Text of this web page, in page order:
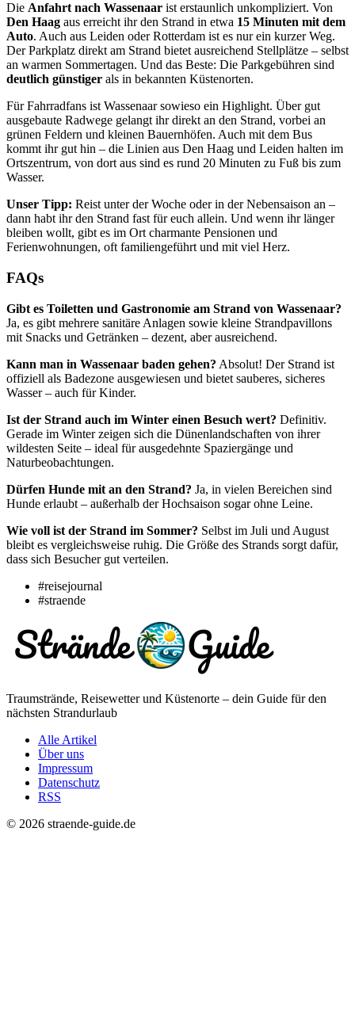
Die Anfahrt nach Wassenaar ist erstaunlich unkompliziert. Von
Den Haag aus erreicht ihr den Strand in etwa 15 Minuten mit dem
Auto. Auch aus Leiden oder Rotterdam ist es nur ein kurzer Weg.
Der Parkplatz direkt am Strand bietet ausreichend Stellplätze – selbst
an warmen Sommertagen. Und das Beste: Die Parkgebühren sind
deutlich günstiger als in bekannten Küstenorten.
Für Fahrradfans ist Wassenaar sowieso ein Highlight. Über gut
ausgebaute Radwege gelangt ihr direkt an den Strand, vorbei an
grünen Feldern und kleinen Bauernhöfen. Auch mit dem Bus
kommt ihr gut hin – die Linien aus Den Haag und Leiden halten im
Ortszentrum, von dort aus sind es rund 20 Minuten zu Fuß bis zum
Wasser.
Unser Tipp: Reist unter der Woche oder in der Nebensaison an –
dann habt ihr den Strand fast für euch allein. Und wenn ihr länger
bleiben wollt, gibt es im Ort charmante Pensionen und
Ferienwohnungen, oft familiengeführt und mit viel Herz.
FAQs
Gibt es Toiletten und Gastronomie am Strand von Wassenaar?
Ja, es gibt mehrere sanitäre Anlagen sowie kleine Strandpavillons
mit Snacks und Getränken – dezent, aber ausreichend.
Kann man in Wassenaar baden gehen? Absolut! Der Strand ist
offiziell als Badezone ausgewiesen und bietet sauberes, sicheres
Wasser – auch für Kinder.
Ist der Strand auch im Winter einen Besuch wert? Definitiv.
Gerade im Winter zeigen sich die Dünenlandschaften von ihrer
wildesten Seite – ideal für ausgedehnte Spaziergänge und
Naturbeobachtungen.
Dürfen Hunde mit an den Strand? Ja, in vielen Bereichen sind
Hunde erlaubt – außerhalb der Hochsaison sogar ohne Leine.
Wie voll ist der Strand im Sommer? Selbst im Juli und August
bleibt es vergleichsweise ruhig. Die Größe des Strands sorgt dafür,
dass sich Besucher gut verteilen.
#reisejournal
#straende
Traumstrände, Reisewetter und Küstenorte – dein Guide für den
nächsten Strandurlaub
Alle Artikel
Über uns
Impressum
Datenschutz
RSS
© 2026 straende-guide.de